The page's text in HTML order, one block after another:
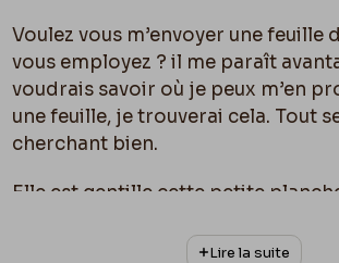
Voulez vous m’envoyer une feuille
vous employez ? il me paraît
voudrais savoir où je peux m’en
une feuille, je trouverai cela. Tout
cherchant bien.
Elle est gentille cette petite
Lire la suite